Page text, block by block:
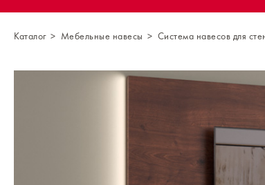
Каталог Мебельные навесы Система навесов для